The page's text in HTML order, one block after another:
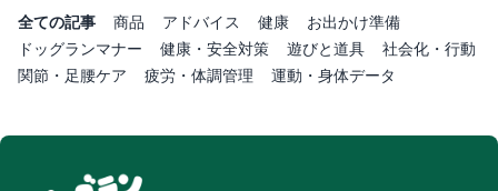
全ての記事 商品 アドバイス 健康
お出かけ準備
ドッグランマナー
健康・安全対策 遊びと道具
社会化・行動
関節・足腰ケア
疲労・体調管理 運動・身体データ